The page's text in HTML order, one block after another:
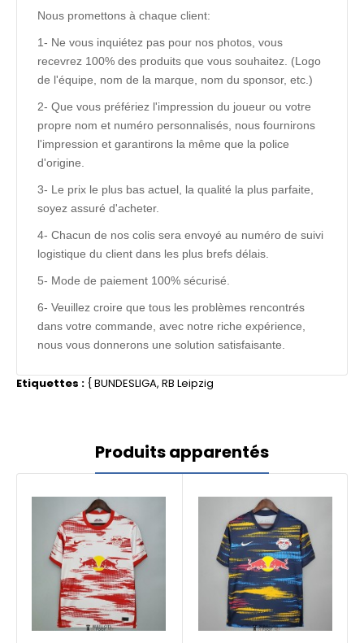
Nous promettons à chaque client:
1- Ne vous inquiétez pas pour nos photos, vous
recevrez 100% des produits que vous souhaitez. (Logo
de l'équipe, nom de la marque, nom du sponsor, etc.)
2- Que vous préfériez l'impression du joueur ou votre
propre nom et numéro personnalisés, nous fournirons
l'impression et garantirons la même que la police
d'origine.
3- Le prix le plus bas actuel, la qualité la plus parfaite,
soyez assuré d'acheter.
4- Chacun de nos colis sera envoyé au numéro de suivi
logistique du client dans les plus brefs délais.
5- Mode de paiement 100% sécurisé.
6- Veuillez croire que tous les problèmes rencontrés
dans votre commande, avec notre riche expérience,
nous vous donnerons une solution satisfaisante.
Etiquettes : {BUNDESLIGA, RB Leipzig
Produits apparentés